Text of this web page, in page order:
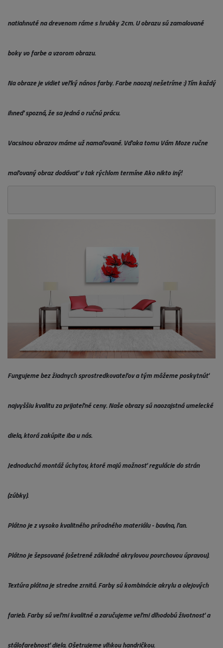
natiahnuté na drevenom ráme s hrubky 2cm. U obrazu sú zamalované
boky vo farbe a vzorom obrazu.
Na obraze je vidiet veľký nános farby. Farbe naozaj nešetríme :) Tím každý
ihneď spozná, že sa jedná o ručnú prácu.
Vacsinou obrazov máme už namaľované. Vďaka tomu Vám Moze ručne
maľovaný obraz dodávať v tak rýchlom termíne Ako nikto iný!
Fungujeme bez žiadnych sprostredkovateľov a tým môžeme poskytnúť
najvyššiu kvalitu za prijateľné ceny. Naše obrazy sú naozajstná umelecké
diela, ktorá zakúpite iba u nás.
Jednoduchá montáž úchytov, ktoré majú možnosť regulácie do strán
(zúbky).
Plátno je z vysoko kvalitného prírodného materiálu - bavlna, ľan.
Plátno je šepsované (ošetrené základné akrylovou povrchovou úpravou).
Textúra plátna je stredne zrnitá. Farby sú kombinácie akrylu a olejových
farieb. Farby sú veľmi kvalitné a zaručujeme veľmi dlhodobú životnosť a
stálofarebnosť diela. Ošetrujeme vlhkou handričkou.